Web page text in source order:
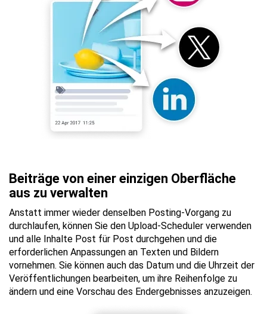
Beiträge von einer einzigen Oberfläche
aus zu verwalten
Anstatt immer wieder denselben Posting-Vorgang zu
durchlaufen, können Sie den Upload-Scheduler verwenden
und alle Inhalte Post für Post durchgehen und die
erforderlichen Anpassungen an Texten und Bildern
vornehmen. Sie können auch das Datum und die Uhrzeit der
Veröffentlichungen bearbeiten, um ihre Reihenfolge zu
ändern und eine Vorschau des Endergebnisses anzuzeigen.